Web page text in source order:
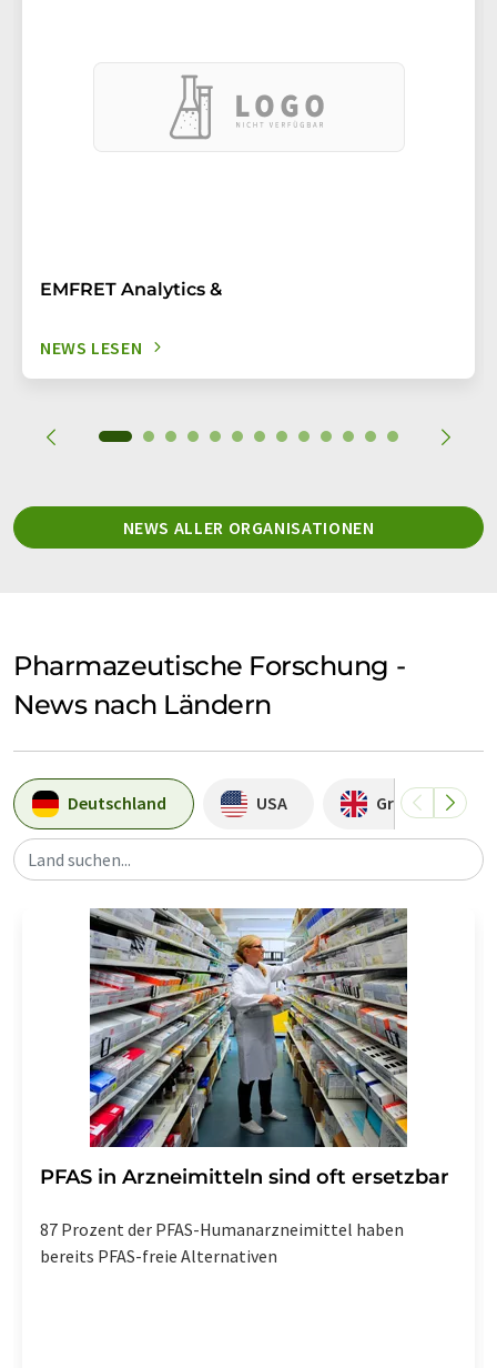
EMFRET Analytics &
NEWS LESEN
NEWS ALLER ORGANISATIONEN
Pharmazeutische Forschung -
News nach Ländern
Deutschland USA Großbritannien
Land suchen...
PFAS in Arzneimitteln sind oft ersetzbar
87 Prozent der PFAS-Humanarzneimittel haben
bereits PFAS-freie Alternativen